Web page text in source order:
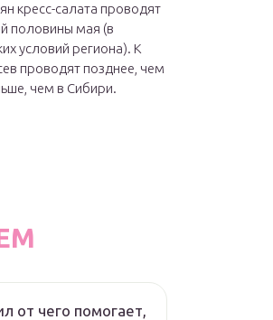
кресс-салата проводят
половины мая (в
условий региона). К
проводят позднее, чем
чем в Сибири.
от чего помогает,